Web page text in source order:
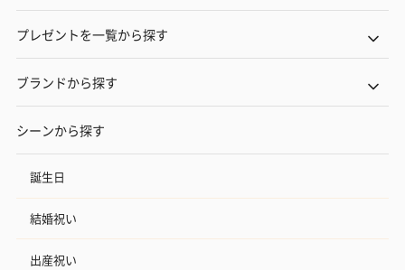
プレゼントを一覧から探す
ブランドから探す
シーンから探す
誕生日
結婚祝い
出産祝い